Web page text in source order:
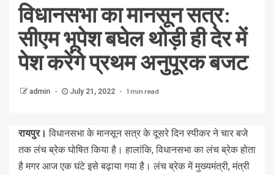
विधानसभा का मानसून सत्र:
सीएम भूपेश बघेल थोड़ी ही देर में
पेश करेंगे प्रथम अनुपूरक बजट
admin July 21, 2022 1 min read
रायपुर। विधानसभा के मानसून सत्र के दूसरे दिन स्पीकर ने चार बजे
तक लंच ब्रेक घोषित किया है। हालांकि, विधानसभा का लंच ब्रेक होता
है मगर आज एक घंटे इसे बढ़ाया गया है। लंच ब्रेक में मुख्यमंत्री, मंत्री